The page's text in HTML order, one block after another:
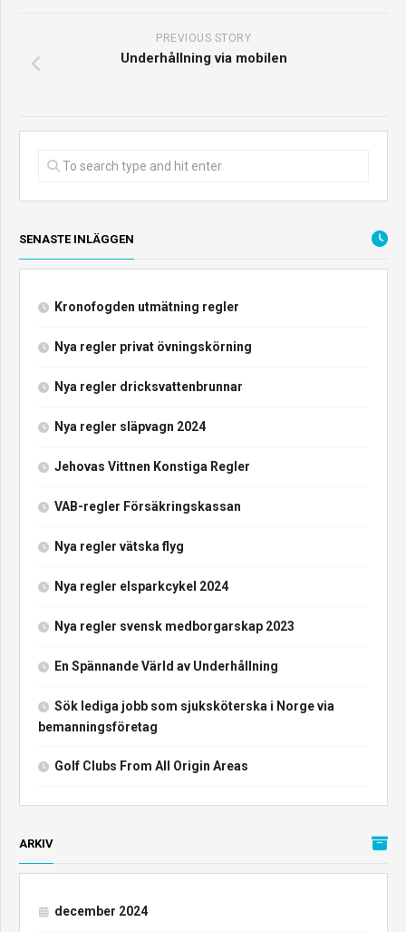
PREVIOUS STORY
Underhållning via mobilen
SENASTE INLÄGGEN
Kronofogden utmätning regler
Nya regler privat övningskörning
Nya regler dricksvattenbrunnar
Nya regler släpvagn 2024
Jehovas Vittnen Konstiga Regler
VAB-regler Försäkringskassan
Nya regler vätska flyg
Nya regler elsparkcykel 2024
Nya regler svensk medborgarskap 2023
En Spännande Värld av Underhållning
Sök lediga jobb som sjuksköterska i Norge via
bemanningsföretag
Golf Clubs From All Origin Areas
ARKIV
december 2024